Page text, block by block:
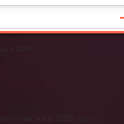
и дом
участка в 2020 году